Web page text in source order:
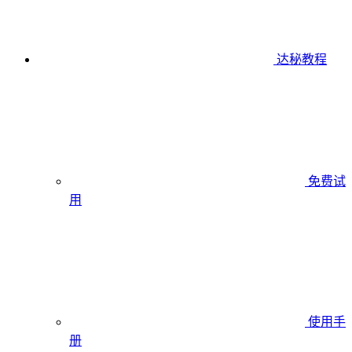
达秘教程
免费试
用
使用手
册